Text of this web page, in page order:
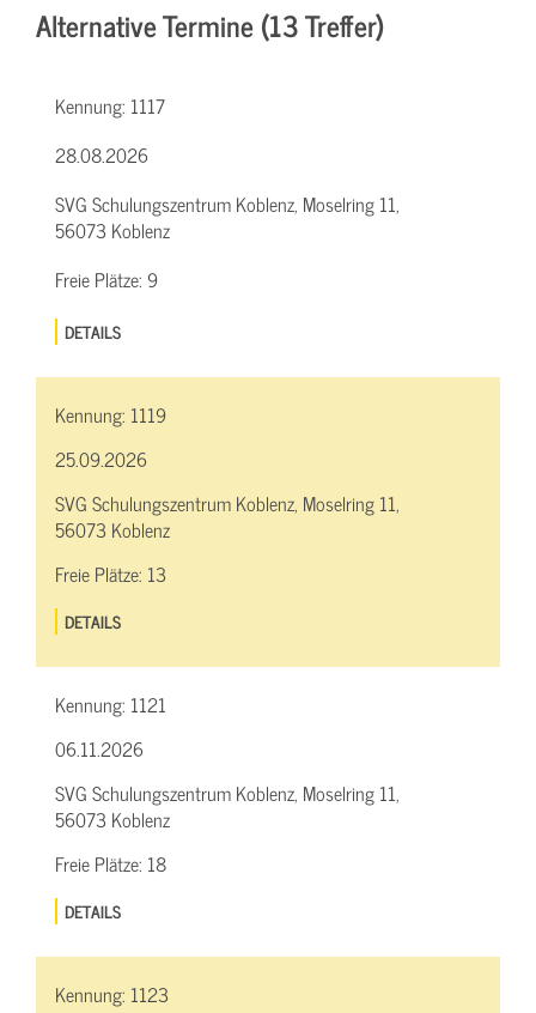
Alternative Termine (13 Treffer)
Kennung: 1117
28.08.2026
SVG Schulungszentrum Koblenz, Moselring 11,
56073 Koblenz
Freie Plätze: 9
DETAILS
Kennung: 1119
25.09.2026
SVG Schulungszentrum Koblenz, Moselring 11,
56073 Koblenz
Freie Plätze: 13
DETAILS
Kennung: 1121
06.11.2026
SVG Schulungszentrum Koblenz, Moselring 11,
56073 Koblenz
Freie Plätze: 18
DETAILS
Kennung: 1123